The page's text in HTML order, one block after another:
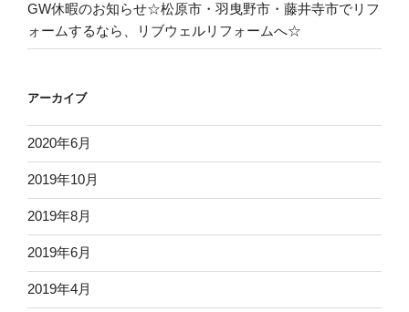
GW休暇のお知らせ☆松原市・羽曳野市・藤井寺市でリフ
ォームするなら、リブウェルリフォームへ☆
アーカイブ
2020年6月
2019年10月
2019年8月
2019年6月
2019年4月